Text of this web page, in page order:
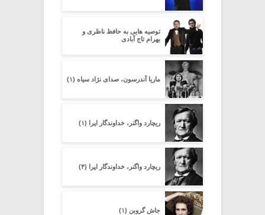
توصیه هایی به حافظ ناظری و
بهرام تاج آبادی
ماریا آندرسون، صدای نژاد سیاه (۱)
ریچارد واگنر، خداوندگار اپرا (۱)
ریچارد واگنر، خداوندگار اپرا (۴)
جاش گروبن (۱)